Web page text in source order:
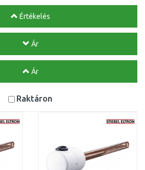
Értékelés
Ár
Ár
Raktáron